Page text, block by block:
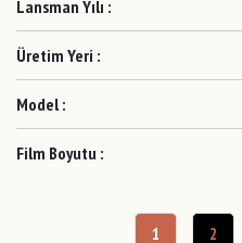
Lansman Yılı :
Üretim Yeri :
Model :
Film Boyutu :
1 2